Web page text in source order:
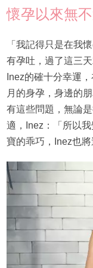
懷孕以來無
「我記得只是在我
有孕吐，過了這三
Inez的確十分幸運
月的身孕，身邊的
有這些問題，無論
適，Inez：「所以
寶的乖巧，Inez也將